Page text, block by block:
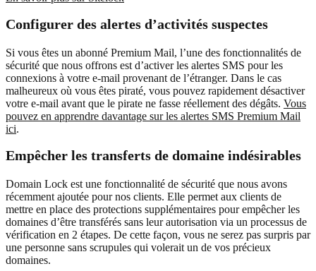
Configurer des alertes d’activités suspectes
Si vous êtes un abonné Premium Mail, l’une des fonctionnalités de
sécurité que nous offrons est d’activer les alertes SMS pour les
connexions à votre e-mail provenant de l’étranger. Dans le cas
malheureux où vous êtes piraté, vous pouvez rapidement désactiver
votre e-mail avant que le pirate ne fasse réellement des dégâts. Vous
pouvez en apprendre davantage sur les alertes SMS Premium Mail
ici.
Empêcher les transferts de domaine indésirables
Domain Lock est une fonctionnalité de sécurité que nous avons
récemment ajoutée pour nos clients. Elle permet aux clients de
mettre en place des protections supplémentaires pour empêcher les
domaines d’être transférés sans leur autorisation via un processus de
vérification en 2 étapes. De cette façon, vous ne serez pas surpris par
une personne sans scrupules qui volerait un de vos précieux
domaines.